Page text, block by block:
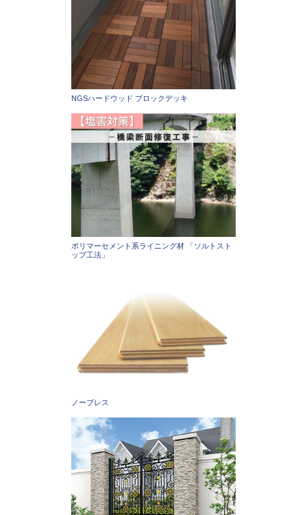
NGSハードウッド ブロックデッキ
ポリマーセメント系ライニング材 「ソルトスト
ップ工法」
ノーブレス